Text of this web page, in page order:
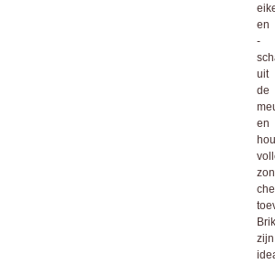
en
-
uit
de
en
zijn